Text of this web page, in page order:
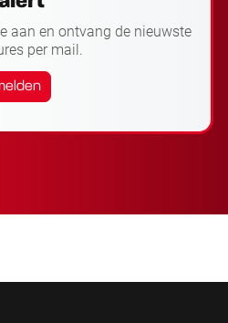
aan en ontvang de nieuwste
per mail.